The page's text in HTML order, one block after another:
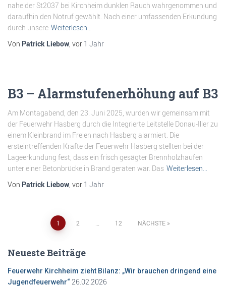
nahe der St2037 bei Kirchheim dunklen Rauch wahrgenommen und
daraufhin den Notruf gewählt. Nach einer umfassenden Erkundung
durch unsere Weiterlesen…
Von Patrick Liebow, vor 1 Jahr
B3 – Alarmstufenerhöhung auf B3
Am Montagabend, den 23. Juni 2025, wurden wir gemeinsam mit
der Feuerwehr Hasberg durch die Integrierte Leitstelle Donau-Iller zu
einem Kleinbrand im Freien nach Hasberg alarmiert. Die
ersteintreffenden Kräfte der Feuerwehr Hasberg stellten bei der
Lageerkundung fest, dass ein frisch gesägter Brennholzhaufen
unter einer Betonbrücke in Brand geraten war. Das Weiterlesen…
Von Patrick Liebow, vor 1 Jahr
Seitennummerierung
der
Beiträge
1 2 12 NÄCHSTE
Neueste Beiträge
Feuerwehr Kirchheim zieht Bilanz: „Wir brauchen dringend eine
Jugendfeuerwehr“ 26.02.2026